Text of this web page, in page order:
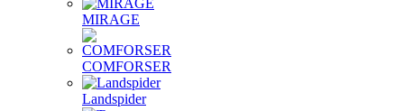
MIRAGE
COMFORSER
Landspider